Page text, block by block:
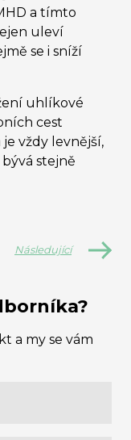
a tímto
uleví
se i sníží
uhlíkové
cest
vždy levnější,
stejně
Následující
a my se vám